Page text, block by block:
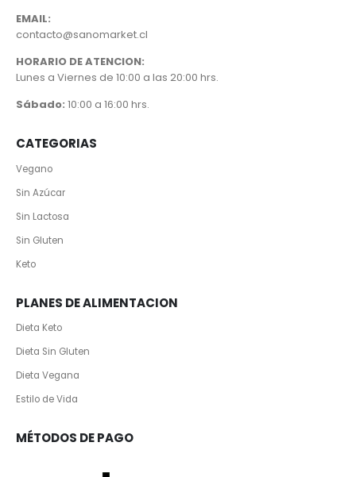
EMAIL:
contacto@sanomarket.cl
HORARIO DE ATENCION:
Lunes a Viernes de 10:00 a las 20:00 hrs.
Sábado: 10:00 a 16:00 hrs.
CATEGORIAS
Vegano
Sin Azúcar
Sin Lactosa
Sin Gluten
Keto
PLANES DE ALIMENTACION
Dieta Keto
Dieta Sin Gluten
Dieta Vegana
Estilo de Vida
MÉTODOS DE PAGO